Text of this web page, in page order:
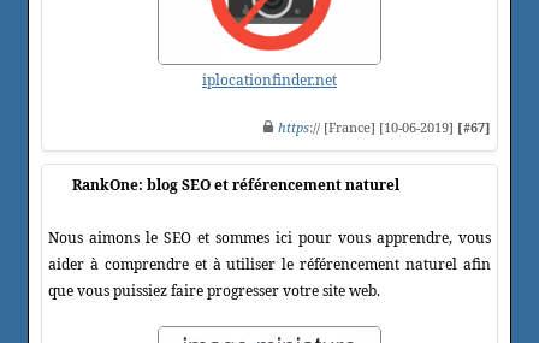
iplocationfinder.net
https:// [France] [10-06-2019] [#67]
RankOne: blog SEO et référencement naturel
Nous aimons le SEO et sommes ici pour vous apprendre, vous
aider à comprendre et à utiliser le référencement naturel afin
que vous puissiez faire progresser votre site web.